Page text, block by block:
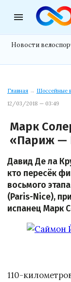
menu
Новости
Главная → Шоссейные
12/03/2018 — 03:49
Марк
«Париж —
Давид Де ла
кто пересёк
восьмого
(Paris-Nice),
испанец Марк
110-